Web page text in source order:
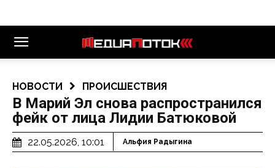
НОВОСТИ ПРОИСШЕСТВИЯ
В Марий Эл снова распространился
фейк от лица Лидии Батюковой
22.05.2026, 10:01 Альфия Радыгина